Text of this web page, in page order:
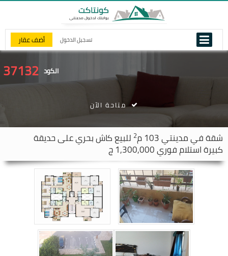
تسجيل الدخول أضف عقار
الكود 37132
شقة فيمدينتي 2 للبيع كاش بحري على حديقة
كبيرة استلام فوري 1,300,000 ج
متاحة الآن